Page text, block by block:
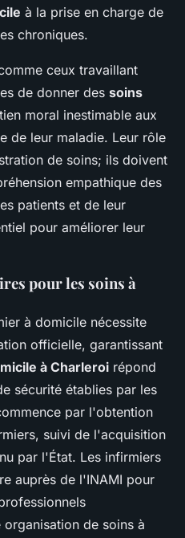
à la prise en charge de
chroniques.
ceux travaillant
de donner des soins
moral inestimable aux
de leur maladie. Leur rôle
de soins; ils doivent
empathique des
patients et de leur
pour améliorer leur
pour les soins à
à domicile nécessite
officielle, garantissant
à Charleroi répond
sécurité établies par les
par l'obtention
suivi de l'acquisition
par l'État. Les infirmiers
auprès de l'INAMI pour
de soins à